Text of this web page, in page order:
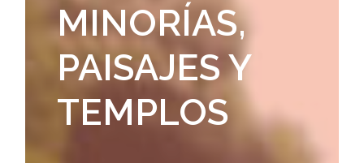
MINORÍAS,
PAISAJES Y
TEMPLOS